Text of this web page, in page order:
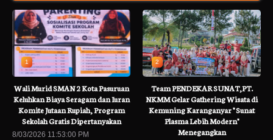
1
Wali Murid SMAN 2 Kota Pasuruan
Keluhkan Biaya Seragam dan Iuran
Komite Jutaan Rupiah, Program
Sekolah Gratis Dipertanyakan
8/03/2026 11:53:00 PM
2
Team PENDEKAR SUNAT,PT.
NKMM Gelar Gathering Wisata di
Kemuning Karanganyar " Sunat
Plasma Lebih Modern"
Menegangkan